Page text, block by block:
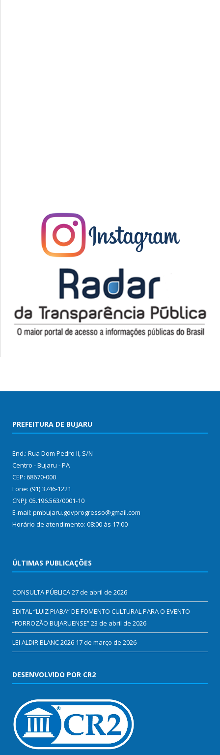
PREFEITURA DE BUJARU
End.: Rua Dom Pedro II, S/N
Centro - Bujaru - PA
CEP: 68670-000
Fone: (91) 3746-1221
CNPJ: 05.196.563/0001-10
E-mail: pmbujaru.govprogresso@gmail.com
Horário de atendimento: 08:00 às 17:00
ÚLTIMAS PUBLICAÇÕES
CONSULTA PÚBLICA27 de abril de 2026
EDITAL “LUIZ PIABA” DE FOMENTO CULTURAL PARA O EVENTO
“FORROZÃO BUJARUENSE”23 de abril de 2026
LEI ALDIR BLANC 2026 17 de março de 2026
DESENVOLVIDO POR CR2